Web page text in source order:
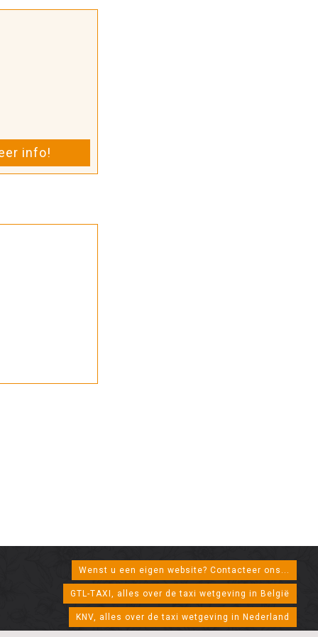
info!
Wenst u een eigen website? Contacteer ons...
GTL-TAXI, alles over de taxi wetgeving in België
KNV, alles over de taxi wetgeving in Nederland